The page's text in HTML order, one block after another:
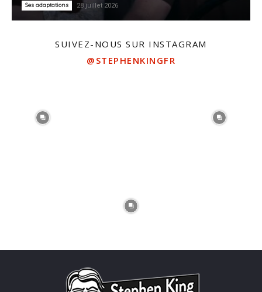
Ses adaptations 28 juillet 2026
SUIVEZ-NOUS SUR INSTAGRAM
@STEPHENKINGFR